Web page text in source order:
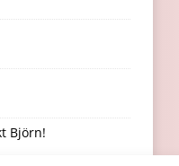
Björn!